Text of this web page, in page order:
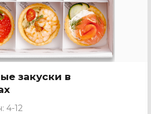
закуски в
4-12